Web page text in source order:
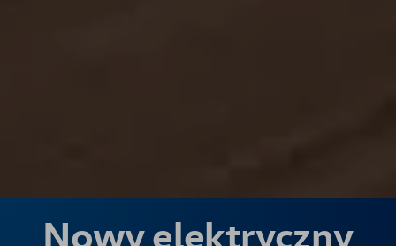
Nowy elektryczny